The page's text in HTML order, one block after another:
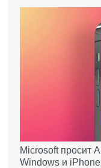
Microsoft просит
Windows и